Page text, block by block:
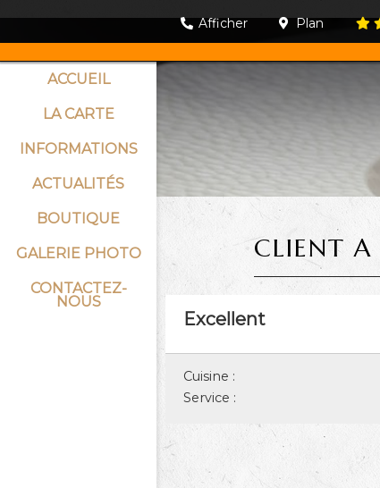
Afficher Plan
ACCUEIL
LA CARTE
INFORMATIONS
ACTUALITÉS
BOUTIQUE
GALERIE PHOTO
CONTACTEZ-
NOUS
CLIENT A
Excellent
Cuisine :
Service :